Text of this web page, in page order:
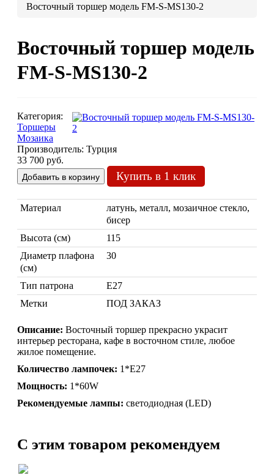
Люстры из мозаики
Люстры со стеклом
Бра
Марокканские светильники
Бра из мозаики
Бра со стеклом
Настольные лампы
Марокканские
Марокканские лампы
Мозаичные лампы
Торшеры
Восточный торшер модель FM-S-MS130-2
Восточный торшер модель
FM-S-MS130-2
Категория:
Торшеры
Мозаика
Производитель: Турция
33 700 руб.
Купить в 1 клик
Материал
латунь, металл, мозаичное стекло,
бисер
Высота (см)
115
Диаметр плафона
(см)
30
Тип патрона
Е27
Метки
ПОД ЗАКАЗ
Описание: Восточный торшер прекрасно украсит
интерьер ресторана, кафе в восточном стиле, любое
жилое помещение.
Количество лампочек: 1*Е27
Мощность: 1*60W
Рекомендуемые лампы: светодиодная (LED)
C этим товаром рекомендуем